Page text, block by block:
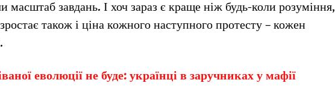
масштаб завдань. І хоч зараз є краще ніж будь-коли розуміння,
також і ціна кожного наступного протесту – кожен
еволюції не буде: українці в заручниках у мафії